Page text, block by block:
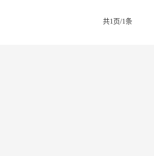
共1页/1条